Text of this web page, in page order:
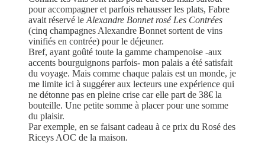
pour accompagner et parfois rehausser les plats, Fabre
avait réservé le Alexandre Bonnet rosé Les Contrées
(cinq champagnes Alexandre Bonnet sortent de vins
vinifiés en contrée) pour le déjeuner.
Bref, ayant goûté toute la gamme champenoise -aux
accents bourguignons parfois- mon palais a été satisfait
du voyage. Mais comme chaque palais est un monde, je
me limite ici à suggérer aux lecteurs une expérience qui
ne détonne pas en pleine crise car elle part de 38€ la
bouteille. Une petite somme à placer pour une somme
du plaisir.
Par exemple, en se faisant cadeau à ce prix du Rosé des
Riceys AOC de la maison.